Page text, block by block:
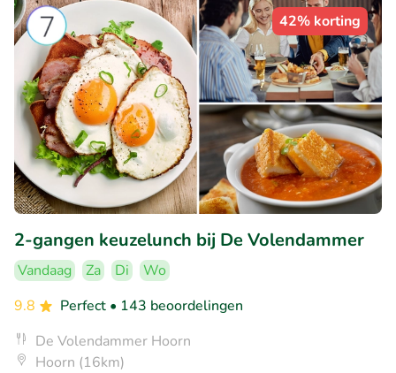
42% korting
2-gangen keuzelunch bij De Volendammer
Vandaag Za Di
Wo
9.8
Perfect • 143 beoordelingen
De Volendammer Hoorn
Hoorn (16km)